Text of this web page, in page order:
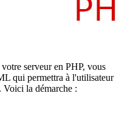
serveur en PHP, vous
qui permettra à l'utilisateur
Voici la démarche :